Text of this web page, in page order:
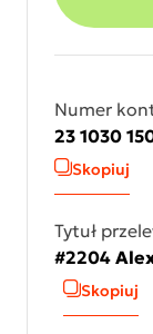
Numer
23 1030
Skopiuj
Tytuł
#2204
Skopiuj